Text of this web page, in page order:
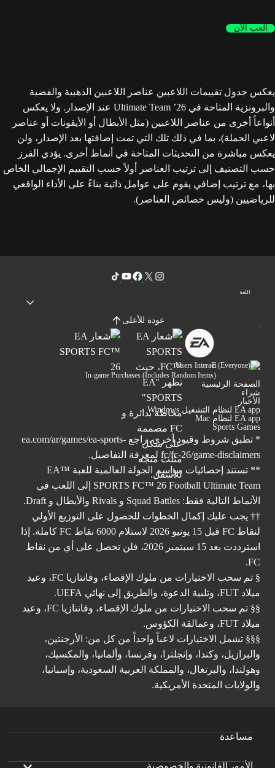
العب الآن
يعكس جدول تقييمات اللاعبين عناصر اللاعبين الذهبية والفضية
والبرونزية المتاحة في Ultimate Team ’26 عند الإصدار. ولا يعكس
أنواعاً أخرى من عناصر اللاعبين (مثل الأبطال أو الأيقونات أو عناصر
لاعبي الحملة)، بما في ذلك تلك التي تمت إضافتها بعد الإصدار، ولن
يعكس مباشرة من التحديثات المتاحة في أنماط أخرى. يؤدي الفرز
حسب التصنيف إلى ترتيب العناصر أولاً حسب التقييم الإجمالي الخاص
بها، مع ترتيب إضافي يقوم على عوامل ذاتية بناءً على الأداء الواقعي
للرياضيين (وليس خصائص العناصر).
اللغة
عودة للأعلى
Users Interact
In-game Purchases (Includes Random Items)
الصفحة الرئيسية
شراء
الأخبار
EA app لنظام التشغيل Windows
EA app لنظام Mac
Sports Games
* تطبق شروط وقيود أخرى. راجع ea.com/ar/games/ea-sports-
fc/fc-26/game-disclaimers لمعرفة التفاصيل.
** تستند إحصائيات مواسم الجولة العالمية للعبة ™EA
SPORTS FC™ 26 Football Ultimate Team إلى اللعب في
الأنماط التالية فقط: Squad Battles و Rivals والأبطال و Draft.
†† يجب عليك إكمال الخطوات للحصول على التوزيع الأولي
لنقاط FC قبل 15 يونيو 2026 لاستلام 6000 نقاط FC كاملة. إذا
استرددت بعد 15 سبتمبر 2026، فلن تحصل على أي من نقاط
FC.
§ تم سحب الاختيارات من ملوك الإقصاء، وفانتازيا FC، وعيد
ميلاد FUT، وتلبية الدعوة، والطريق إلى نهائي UEFA.
§§ تم سحب الاختيارات من ملوك الإقصاء، وفانتازيا FC، وعيد
ميلاد FUT، وعمالقة الكؤوس.
§§§ تشمل الاختيارات لاعباً واحداً من كل من: الأرجنتين،
والبرازيل، وكندا، وإنجلترا، وفرنسا، وألمانيا، والمكسيك،
وهولندا، والبرتغال، والمملكة العربية السعودية، وإسبانيا،
والولايات المتحدة الأمريكية.
مساعدة